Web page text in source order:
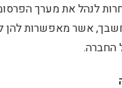
לנהל את מערך
אשר מאפשרות
החברה.